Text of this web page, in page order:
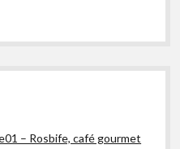
– Rosbife, café gourmet